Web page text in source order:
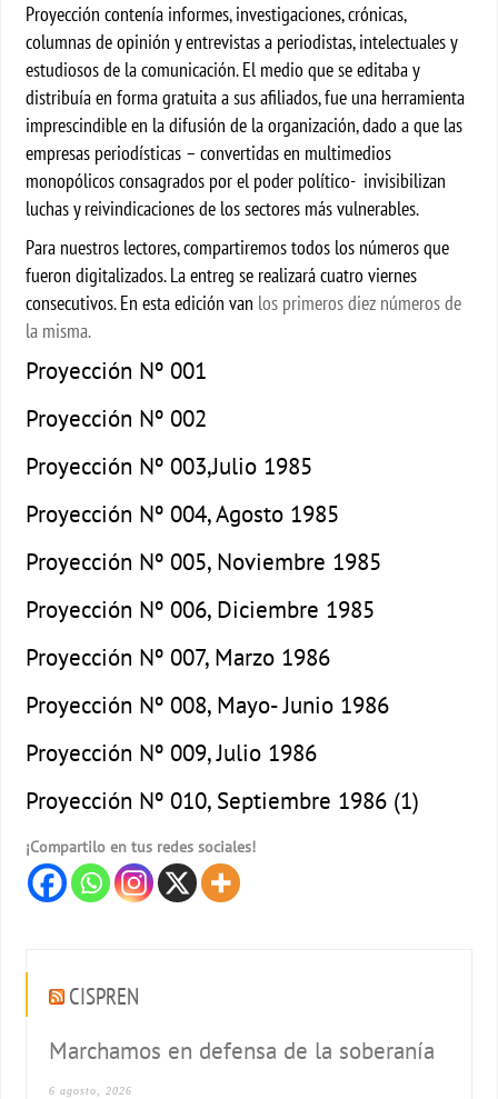
Proyección contenía informes, investigaciones, crónicas,
columnas de opinión y entrevistas a periodistas, intelectuales y
estudiosos de la comunicación. El medio que se editaba y
distribuía en forma gratuita a sus afiliados, fue una herramienta
imprescindible en la difusión de la organización, dado a que las
empresas periodísticas – convertidas en multimedios
monopólicos consagrados por el poder político- invisibilizan
luchas y reivindicaciones de los sectores más vulnerables.
Para nuestros lectores, compartiremos todos los números que
fueron digitalizados. La entreg se realizará cuatro viernes
consecutivos. En esta edición van los primeros diez números de
la misma.
Proyección Nº 001
Proyección Nº 002
Proyección Nº 003,Julio 1985
Proyección Nº 004, Agosto 1985
Proyección Nº 005, Noviembre 1985
Proyección Nº 006, Diciembre 1985
Proyección Nº 007, Marzo 1986
Proyección Nº 008, Mayo- Junio 1986
Proyección Nº 009, Julio 1986
Proyección Nº 010, Septiembre 1986 (1)
¡Compartilo en tus redes sociales!
CISPREN
Marchamos en defensa de la soberanía
6 agosto, 2026